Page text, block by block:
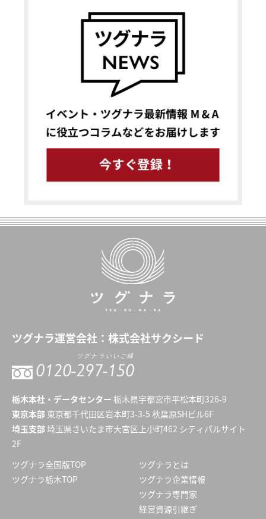
ツグナラ運営会社： 株式会社サクシード
0120-297-150
ツグナラいいご縁
栃木本社・データセンター 栃木県宇都宮市平松本町326-9
東京本部 東京都千代田区岩本町3-3-5 秋葉原SHビル6F
埼玉支部 埼玉県さいたま市大宮区上小町462 シティパルサイト
2F
ツグナラ全国版TOP
ツグナラ栃木TOP
ツグナラとは
ツグナラ企業情報
ツグナラ専門家
経営資源引継ぎ